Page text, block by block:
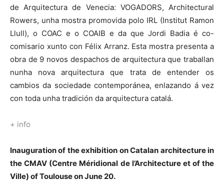
de Arquitectura de Venecia: VOGADORS, Architectural
Rowers, unha mostra promovida polo IRL (Institut Ramon
Llull), o COAC e o COAIB e da que Jordi Badia é co-
comisario xunto con Félix Arranz. Esta mostra presenta a
obra de 9 novos despachos de arquitectura que traballan
nunha nova arquitectura que trata de entender os
cambios da sociedade contemporánea, enlazando á vez
con toda unha tradición da arquitectura catalá.
+ info
Inauguration of the exhibition on Catalan architecture in
the CMAV (Centre Méridional de l’Architecture et of the
Ville) of Toulouse on June 20.